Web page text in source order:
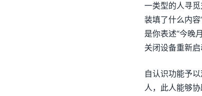
一类型的人寻
装填了什么内
是你表述“今晚
关闭设备重新启
自认识功能予
人，此人能够